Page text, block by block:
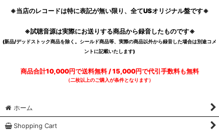
※当店のレコードは特に表記が無い限り、全てUSオリジナル盤です※
※試聴音源は実際にお送りする商品から録音したものです※
(新品/デッドストック商品を除く。シールド商品等、実際の商品以外から録音した場合は別途コメ
ントに記載いたします)
商品合計10,000円で送料無料 / 15,000円で代引手数料も無料
（二枚以上のご購入が条件となります）
ホーム
Shopping Cart